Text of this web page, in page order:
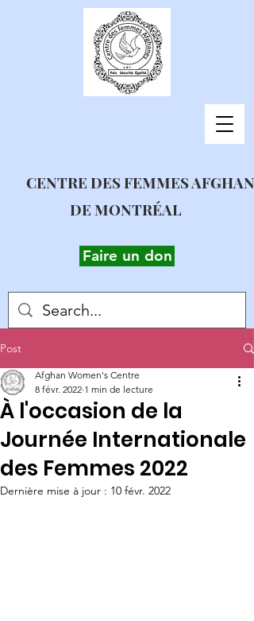
CENTRE DES FEMMES
DE MONTRÉAL
Faire un don
Post
À l'occasion de la
Journée Internationale
des Femmes 2022
Afghan Women's Centre
8 févr. 2022 1 min de lecture
Dernière mise à jour : 10 févr. 2022